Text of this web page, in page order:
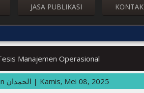
JASA PUBLIKASI KONTAK
Manajemen Operasional
Al-Hamdan الحمدان | Kamis, Mei 08, 2025